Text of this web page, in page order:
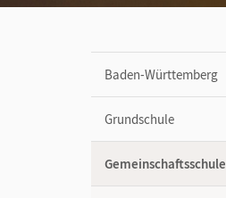
Baden-Württemberg
Grundschule
Gemeinschaftsschule